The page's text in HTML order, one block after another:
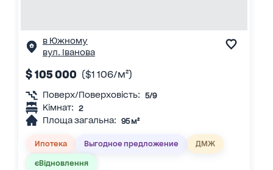
в Южному
вул. Іванова
$ 105 000 ($1 106/м²)
Поверх/Поверховість: 5/9
Кімнат: 2
Площа загальна: 95 м²
Ипотека Выгодное предложение ДМЖ
єВідновлення